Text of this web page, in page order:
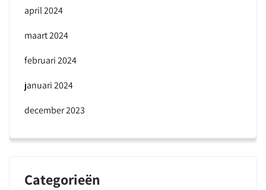
april 2024
maart 2024
februari 2024
januari 2024
december 2023
Categorieën